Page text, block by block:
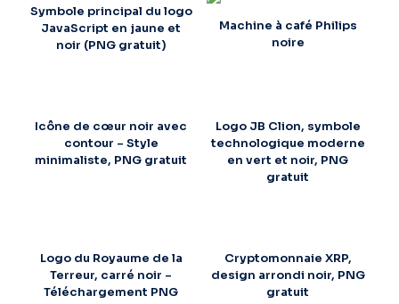
Symbole principal du logo
JavaScript en jaune et
noir (PNG gratuit)
Machine à café Philips
noire
Icône de cœur noir avec
contour – Style
minimaliste, PNG gratuit
Logo JB Clion, symbole
technologique moderne
en vert et noir, PNG
gratuit
Logo du Royaume de la
Terreur, carré noir –
Téléchargement PNG
Cryptomonnaie XRP,
design arrondi noir, PNG
gratuit